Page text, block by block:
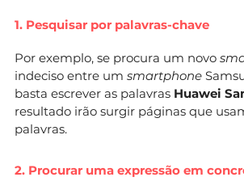
1. Pesquisar por palavras-chave
Por exemplo, se procura um novo
indeciso entre um smartphone
basta escrever as palavras Huawei
resultado irão surgir páginas que
palavras.
2. Procurar uma expressão em